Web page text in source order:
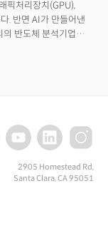
픽처리장치(GPU),
. 반면 AI가 만들어낸
반도체 분석기업
AI의 산출물을 다크
2905 Homestead Rd,
Santa Clara, CA 95051